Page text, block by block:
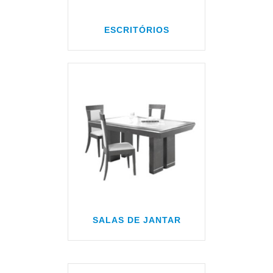
ESCRITÓRIOS
SALAS DE JANTAR